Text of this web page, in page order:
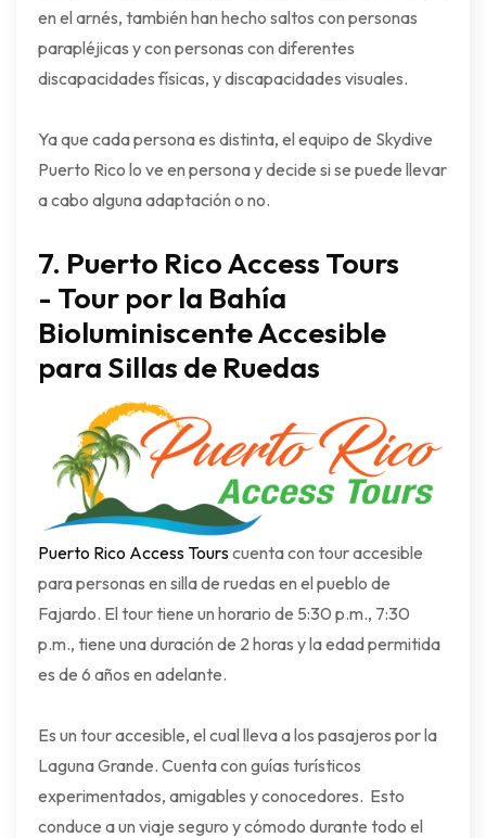
en el arnés, también han hecho saltos con personas
parapléjicas y con personas con diferentes
discapacidades físicas, y discapacidades visuales.
Ya que cada persona es distinta, el equipo de Skydive
Puerto Rico lo ve en persona y decide si se puede llevar
a cabo alguna adaptación o no.
7. Puerto Rico Access Tours
- Tour por la Bahía
Bioluminiscente Accesible
para Sillas de Ruedas
Puerto Rico Access Tourscuenta con tour accesible
para personas en silla de ruedas en el pueblo de
Fajardo. El tour tiene un horario de 5:30 p.m., 7:30
p.m., tiene una duración de 2 horas y la edad permitida
es de 6 años en adelante.
Es un tour accesible, el cual lleva a los pasajeros por la
Laguna Grande. Cuenta con guías turísticos
experimentados, amigables y conocedores. Esto
conduce a un viaje seguro y cómodo durante todo el